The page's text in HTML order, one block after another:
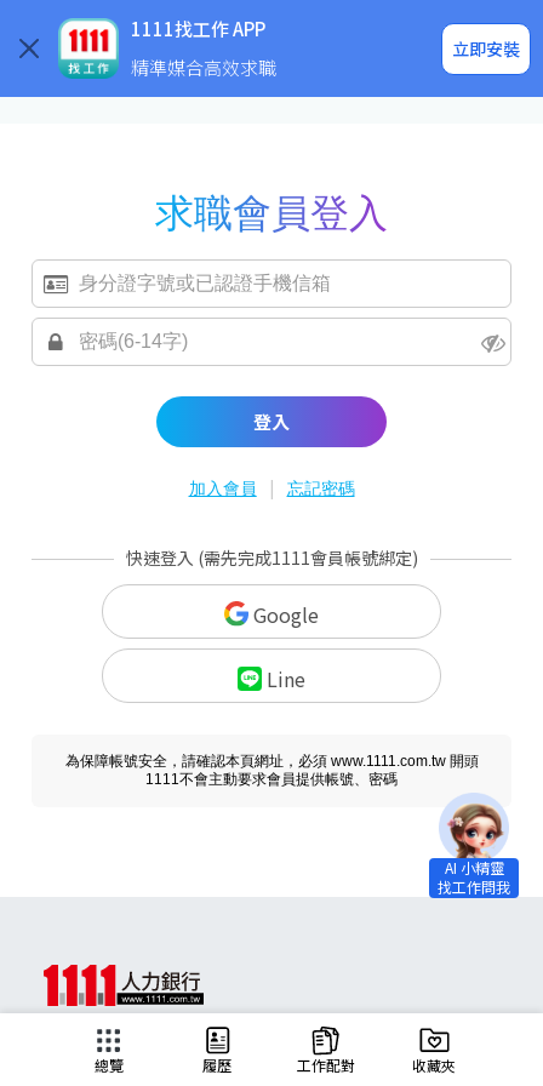
1111找工作 APP
精準媒合高效求職
立即安裝
企業求才
求職會員登入
登入
加入會員 | 忘記密碼
快速登入 (需先完成1111會員帳號綁定)
Google
Line
為保障帳號安全，請確認本頁網址，必須 www.1111.com.tw 開頭
1111不會主動要求會員提供帳號、密碼
總覽 履歷 工作配對 收藏夾